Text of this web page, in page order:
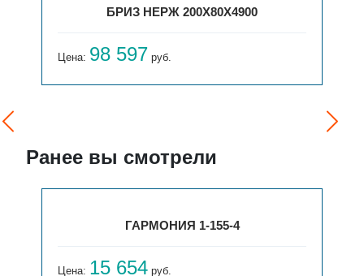
БРИЗ НЕРЖ 200Х80Х4900
Цена: 98 597 руб.
Ранее вы смотрели
ГАРМОНИЯ 1-155-4
Цена: 15 654 руб.